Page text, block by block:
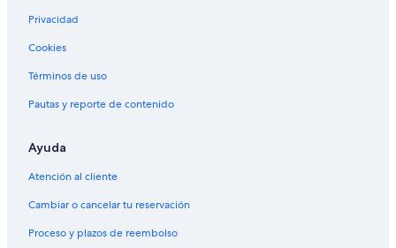
Privacidad
Cookies
Términos de uso
Pautas y reporte de contenido
Ayuda
Atención al cliente
Cambiar o cancelar tu reservación
Proceso y plazos de reembolso